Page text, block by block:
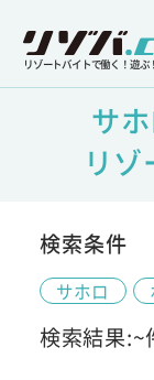
リゾートバイトで働く！遊ぶ
サ
リ
検索条件
サホロ
検索結果:~